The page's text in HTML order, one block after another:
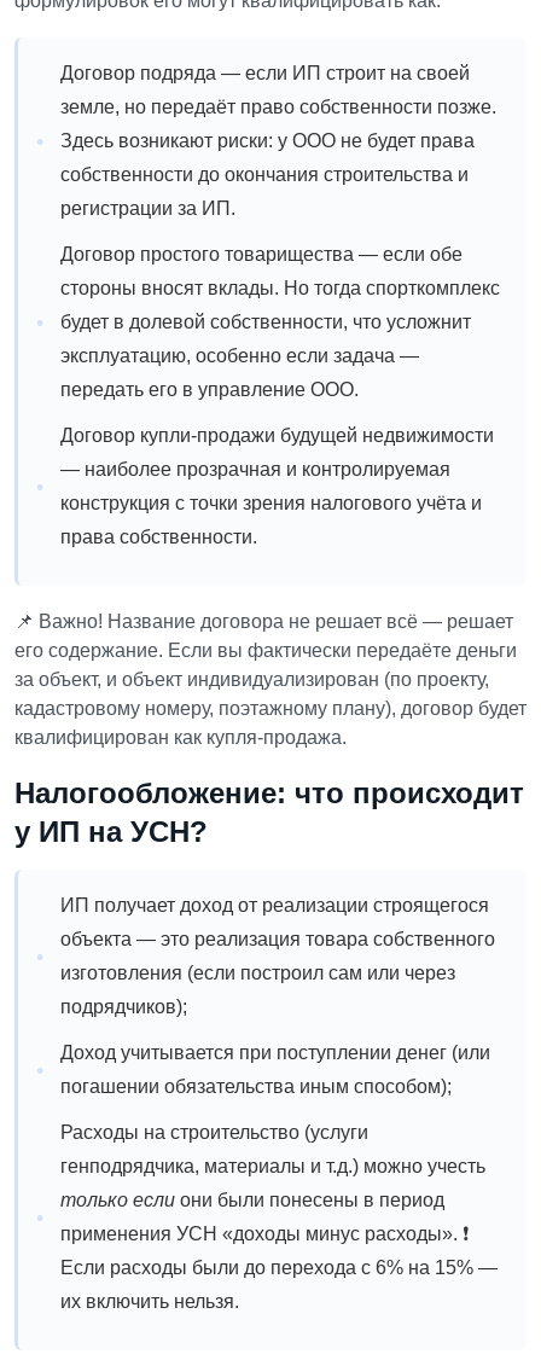
Договор подряда — если ИП строит на своей
земле, но передаёт право собственности позже.
Здесь возникают риски: у ООО не будет права
собственности до окончания строительства и
регистрации за ИП.
Договор простого товарищества — если обе
стороны вносят вклады. Но тогда спорткомплекс
будет в долевой собственности, что усложнит
эксплуатацию, особенно если задача —
передать его в управление ООО.
Договор купли-продажи будущей недвижимости
— наиболее прозрачная и контролируемая
конструкция с точки зрения налогового учёта и
права собственности.
📌 Важно! Название договора не решает всё — решает
его содержание. Если вы фактически передаёте деньги
за объект, и объект индивидуализирован (по проекту,
кадастровому номеру, поэтажному плану), договор будет
квалифицирован как купля-продажа.
Налогообложение: что происходит
у ИП на УСН?
ИП получает доход от реализации строящегося
объекта — это реализация товара собственного
изготовления (если построил сам или через
подрядчиков);
Доход учитывается при поступлении денег (или
погашении обязательства иным способом);
Расходы на строительство (услуги
генподрядчика, материалы и т.д.) можно учесть
только если они были понесены в период
применения УСН «доходы минус расходы». ❗
Если расходы были до перехода с 6% на 15% —
их включить нельзя.